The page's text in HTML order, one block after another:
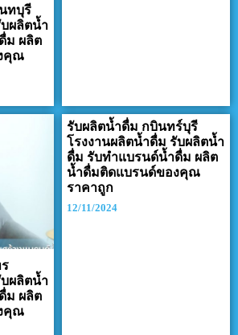
ทบุรี
ผลิตน้ำ
ม ผลิต
คุณ
ผลิตน้ำ
ม ผลิต
คุณ
รับผลิตน้ำดื่ม กบินทร์บุรี
โรงงานผลิตน้ำดื่ม รับผลิตน้ำ
ดื่ม รับทำแบรนด์น้ำดื่ม ผลิต
น้ำดื่มติดแบรนด์ของคุณ
ราคาถูก
12/11/2024